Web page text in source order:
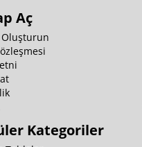
Aç
Oluşturun
Kategoriler